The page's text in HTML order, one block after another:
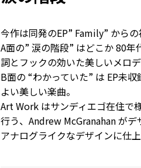
今作は同発のEP” Family” から
A面の” 涙の階段” はどこか 80
詞とフックの効いた美しいメロ
B面の “わかっていた” は EP未
よい美しい楽曲。
Art Work はサンディエゴ在住で
行う、Andrew McGranahan が
アナログライクなデザインに仕上